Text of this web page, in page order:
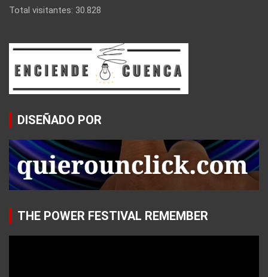
Total visitantes: 30.828
DISEÑADO POR
THE POWER FESTIVAL REMEMBER